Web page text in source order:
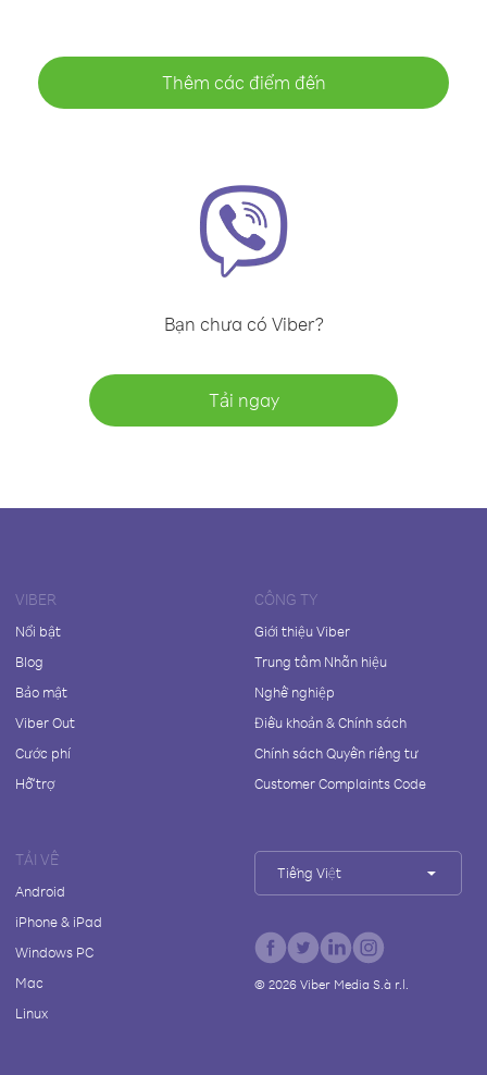
Thêm các điểm đến
Bạn chưa có Viber?
Tải ngay
VIBER
Nổi bật
Blog
Bảo mật
Viber Out
Cước phí
Hỗ trợ
CÔNG TY
Giới thiệu Viber
Trung tâm Nhãn hiệu
Nghề nghiệp
Điều khoản & Chính sách
Chính sách Quyền riêng tư
Customer Complaints Code
TẢI VỀ
Android
iPhone & iPad
Windows PC
Mac
Linux
Tiếng Việt
© 2026Viber Media S.à r.l.